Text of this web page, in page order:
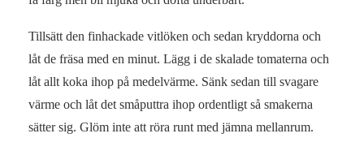
Tillsätt den finhackade vitlöken och sedan kryddorna och
låt de fräsa med en minut. Lägg i de skalade tomaterna och
låt allt koka ihop på medelvärme. Sänk sedan till svagare
värme och låt det småputtra ihop ordentligt så smakerna
sätter sig. Glöm inte att röra runt med jämna mellanrum.